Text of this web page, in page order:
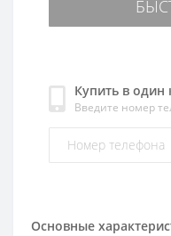
Основные
Купить в один
Введите номер